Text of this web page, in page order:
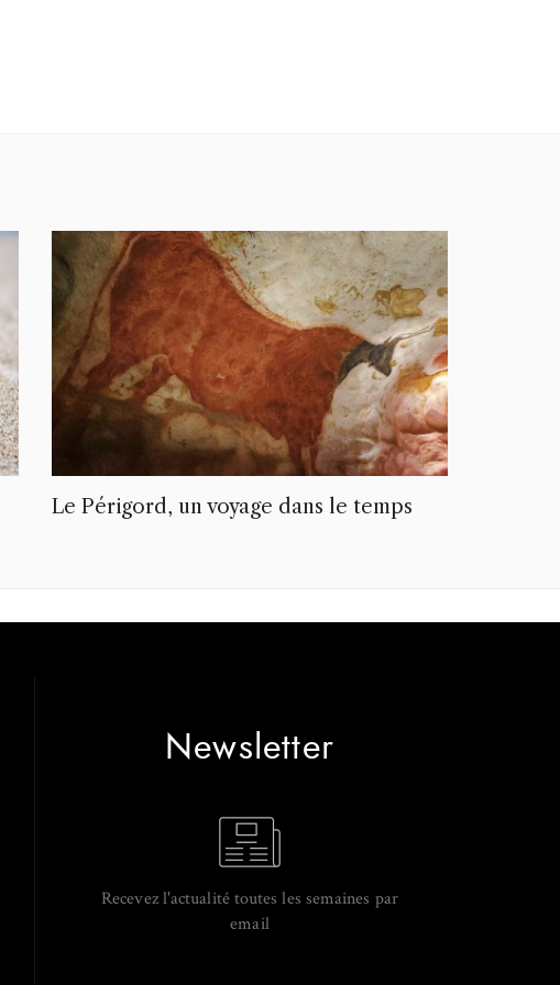
Le Périgord, un voyage dans le temps
Newsletter
Recevez l'actualité toutes les semaines par
email